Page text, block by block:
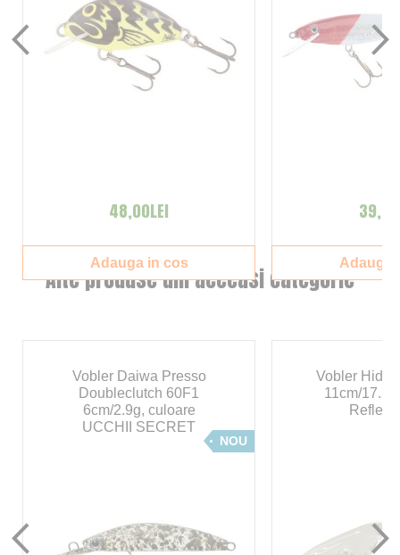
Alte produse din aceeasi categorie
Vobler Daiwa Presso
Doubleclutch 60F1
6cm/2.9g, culoare
UCCHII SECRET
NOU
Vobler
11cm/
Reflect
48,00LEI
Adauga in cos Adauga